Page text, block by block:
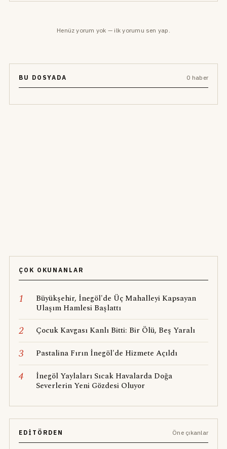
Henüz yorum yok — ilk yorumu sen yap.
BU DOSYADA 0 haber
ÇOK OKUNANLAR
1
Büyükşehir, İnegöl'de Üç Mahalleyi Kapsayan
Ulaşım Hamlesi Başlattı
2 Çocuk Kavgası Kanlı Bitti: Bir Ölü, Beş Yaralı
3 Pastalina Fırın İnegöl'de Hizmete Açıldı
4
İnegöl Yaylaları Sıcak Havalarda Doğa
Severlerin Yeni Gözdesi Oluyor
EDITÖRDEN Öne çıkanlar